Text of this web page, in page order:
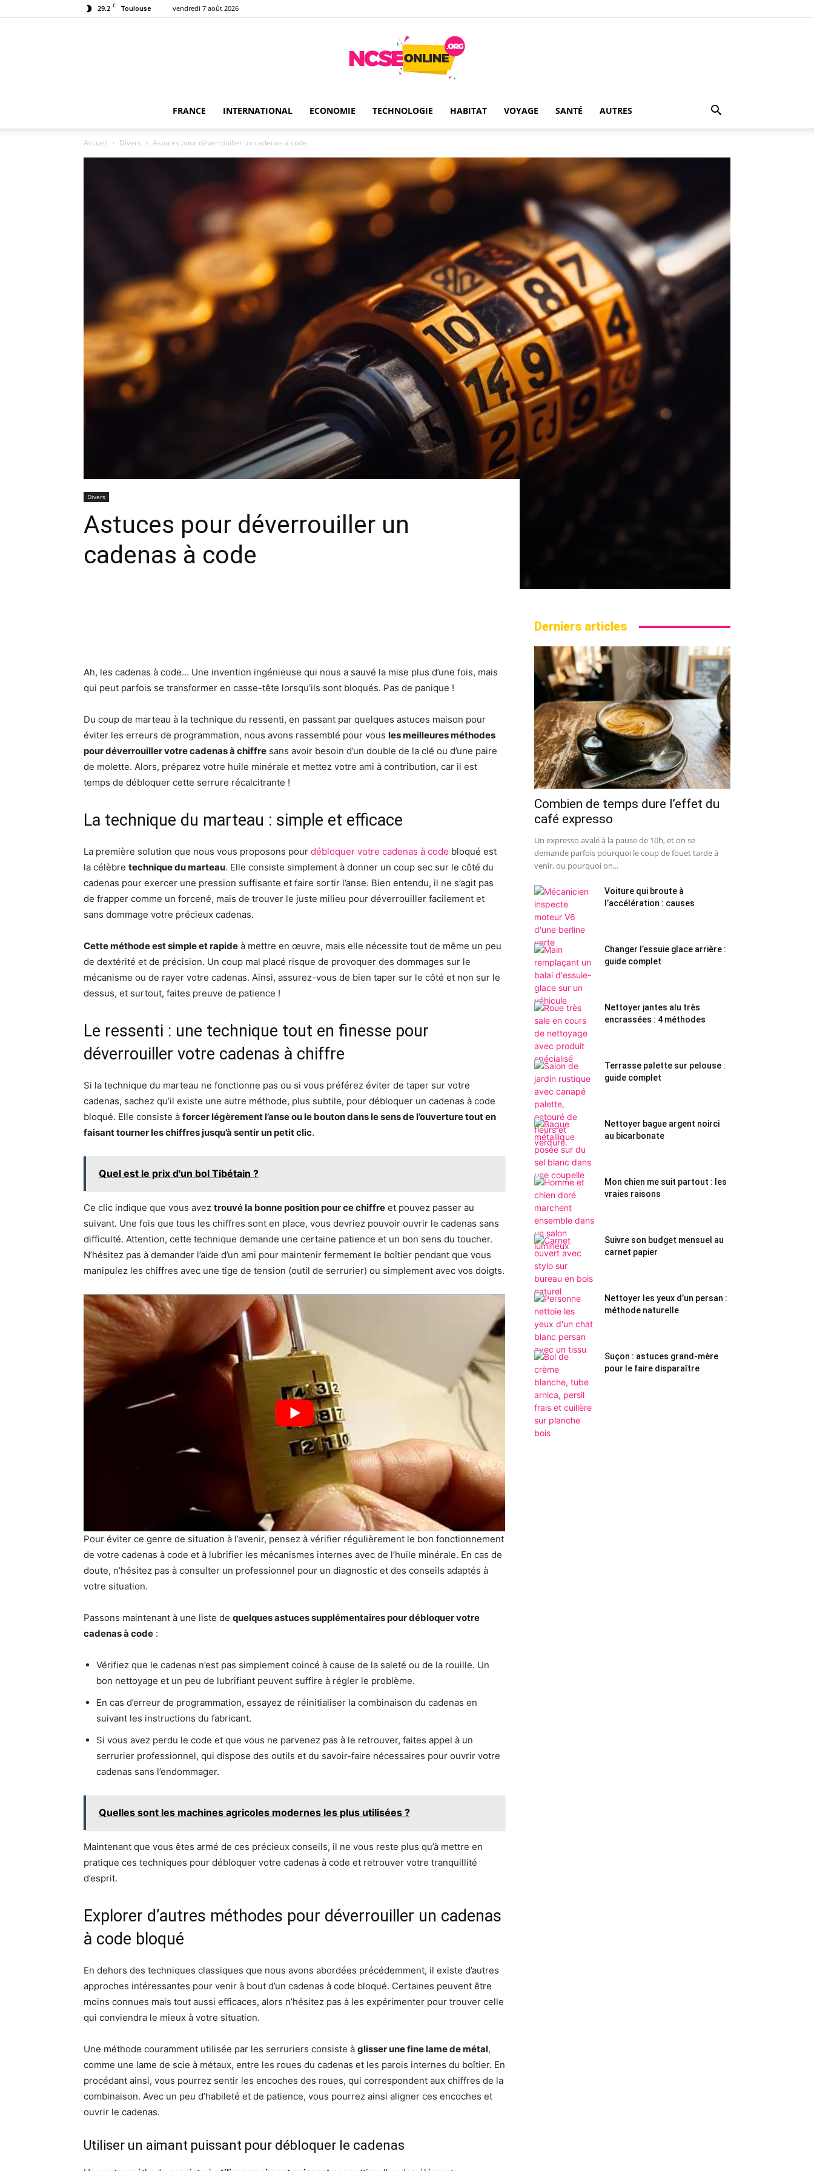
29.2 C Toulouse vendredi 7 août 2026
FRANCE INTERNATIONAL ECONOMIE TECHNOLOGIE HABITAT VOYAGE SANTÉ AUTRES
Accueil Divers Astuces pour déverrouiller un cadenas à code
Divers
Astuces pour déverrouiller un
cadenas à code
Ah, les cadenas à code… Une invention ingénieuse qui nous a sauvé la mise plus d’une fois, mais
qui peut parfois se transformer en casse-tête lorsqu’ils sont bloqués. Pas de panique !
Du coup de marteau à la technique du ressenti, en passant par quelques astuces maison pour
éviter les erreurs de programmation, nous avons rassemblé pour vous les meilleures méthodes
pour déverrouiller votre cadenas à chiffre sans avoir besoin d’un double de la clé ou d’une paire
de molette. Alors, préparez votre huile minérale et mettez votre ami à contribution, car il est
temps de débloquer cette serrure récalcitrante !
La technique du marteau : simple et efficace
La première solution que nous vous proposons pour débloquer votre cadenas à code bloqué est
la célèbre technique du marteau. Elle consiste simplement à donner un coup sec sur le côté du
cadenas pour exercer une pression suffisante et faire sortir l’anse. Bien entendu, il ne s’agit pas
de frapper comme un forcené, mais de trouver le juste milieu pour déverrouiller facilement et
sans dommage votre précieux cadenas.
Cette méthode est simple et rapide à mettre en œuvre, mais elle nécessite tout de même un peu
de dextérité et de précision. Un coup mal placé risque de provoquer des dommages sur le
mécanisme ou de rayer votre cadenas. Ainsi, assurez-vous de bien taper sur le côté et non sur le
dessus, et surtout, faites preuve de patience !
Le ressenti : une technique tout en finesse pour
déverrouiller votre cadenas à chiffre
Si la technique du marteau ne fonctionne pas ou si vous préférez éviter de taper sur votre
cadenas, sachez qu’il existe une autre méthode, plus subtile, pour débloquer un cadenas à code
bloqué. Elle consiste à forcer légèrement l’anse ou le bouton dans le sens de l’ouverture tout en
faisant tourner les chiffres jusqu’à sentir un petit clic.
Quel est le prix d'un bol Tibétain ?
Ce clic indique que vous avez trouvé la bonne position pour ce chiffre et pouvez passer au
suivant. Une fois que tous les chiffres sont en place, vous devriez pouvoir ouvrir le cadenas sans
difficulté. Attention, cette technique demande une certaine patience et un bon sens du toucher.
N’hésitez pas à demander l’aide d’un ami pour maintenir fermement le boîtier pendant que vous
manipulez les chiffres avec une tige de tension (outil de serrurier) ou simplement avec vos doigts.
Pour éviter ce genre de situation à l’avenir, pensez à vérifier régulièrement le bon fonctionnement
de votre cadenas à code et à lubrifier les mécanismes internes avec de l’huile minérale. En cas de
doute, n’hésitez pas à consulter un professionnel pour un diagnostic et des conseils adaptés à
votre situation.
Passons maintenant à une liste de quelques astuces supplémentaires pour débloquer votre
cadenas à code :
Vérifiez que le cadenas n’est pas simplement coincé à cause de la saleté ou de la rouille. Un
bon nettoyage et un peu de lubrifiant peuvent suffire à régler le problème.
En cas d’erreur de programmation, essayez de réinitialiser la combinaison du cadenas en
suivant les instructions du fabricant.
Si vous avez perdu le code et que vous ne parvenez pas à le retrouver, faites appel à un
serrurier professionnel, qui dispose des outils et du savoir-faire nécessaires pour ouvrir votre
cadenas sans l’endommager.
Quelles sont les machines agricoles modernes les plus utilisées ?
Maintenant que vous êtes armé de ces précieux conseils, il ne vous reste plus qu’à mettre en
pratique ces techniques pour débloquer votre cadenas à code et retrouver votre tranquillité
d’esprit.
Explorer d’autres méthodes pour déverrouiller un cadenas
à code bloqué
En dehors des techniques classiques que nous avons abordées précédemment, il existe d’autres
approches intéressantes pour venir à bout d’un cadenas à code bloqué. Certaines peuvent être
moins connues mais tout aussi efficaces, alors n’hésitez pas à les expérimenter pour trouver celle
qui conviendra le mieux à votre situation.
Une méthode couramment utilisée par les serruriers consiste à glisser une fine lame de métal,
comme une lame de scie à métaux, entre les roues du cadenas et les parois internes du boîtier. En
procédant ainsi, vous pourrez sentir les encoches des roues, qui correspondent aux chiffres de la
combinaison. Avec un peu d’habileté et de patience, vous pourrez ainsi aligner ces encoches et
ouvrir le cadenas.
Utiliser un aimant puissant pour débloquer le cadenas
Derniers articles
Combien de temps dure l’effet du
café expresso
Un expresso avalé à la pause de 10h, et on se
demande parfois pourquoi le coup de fouet tarde à
venir, ou pourquoi on...
Voiture qui broute à
l’accélération : causes
Changer l’essuie glace arrière :
guide complet
Nettoyer jantes alu très
encrassées : 4 méthodes
Terrasse palette sur pelouse :
guide complet
Nettoyer bague argent noirci
au bicarbonate
Mon chien me suit partout : les
vraies raisons
Suivre son budget mensuel au
carnet papier
Nettoyer les yeux d’un persan :
méthode naturelle
Suçon : astuces grand-mère
pour le faire disparaître